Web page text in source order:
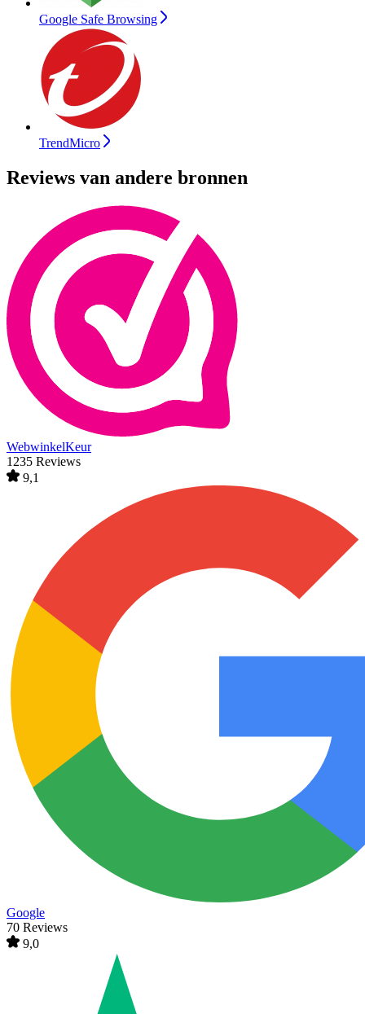
Google Safe Browsing
TrendMicro
Reviews van andere bronnen
WebwinkelKeur
1235 Reviews
9,1
Google
70 Reviews
9,0